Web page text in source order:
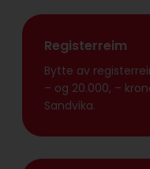
Registerreim
Bytte av
– og 20.000, –
Sandvika.